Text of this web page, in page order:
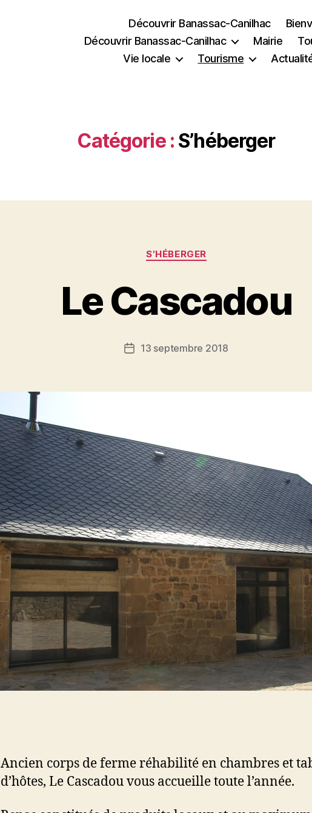
Découvrir Banassac-Canilhac
Découvrir Banassac-Canilhac
Mairie
Vie locale
Tourisme
Catégorie : S’héberger
Catégories
S'HÉBERGER
Le Cascadou
Date13 septembre 2018
Ancien corps de ferme réhabilité en chambres et
d’hôtes, Le Cascadou vous accueille toute l’année.